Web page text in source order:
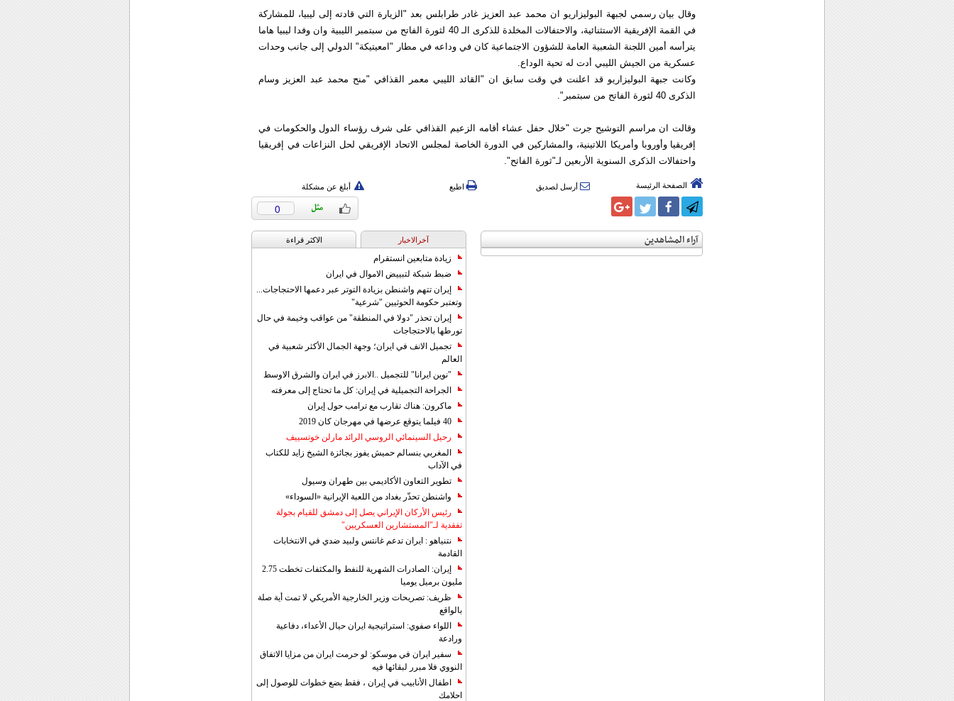
وقال بيان رسمي لجبهة البوليزاريو ان محمد عبد العزيز غادر طرابلس بعد "الزيارة التي قادته إلى ليبيا، للمشاركة
في القمة الإفريقية الاستثنائية، والاحتفالات المخلدة للذكرى الـ 40 لثورة الفاتح من سبتمبر الليبية وان وفدا ليبيا هاما
يترأسه أمين اللجنة الشعبية العامة للشؤون الاجتماعية كان في وداعه في مطار "امعيتيكة" الدولي إلى جانب وحدات
عسكرية من الجيش الليبي أدت له تحية الوداع.
وكانت جبهة البوليزاريو قد اعلنت في وقت سابق ان "القائد الليبي معمر القذافي "منح محمد عبد العزيز وسام
الذكرى 40 لثورة الفاتح من سبتمبر".
وقالت ان مراسم التوشيح جرت "خلال حفل عشاء أقامه الزعيم القذافي على شرف رؤساء الدول والحكومات في
إفريقيا وأوروبا وأمريكا اللاتينية، والمشاركين في الدورة الخاصة لمجلس الاتحاد الإفريقي لحل النزاعات في إفريقيا
واحتفالات الذكرى السنوية الأربعين لـ"ثورة الفاتح".
الصفحة الرئيسة أرسل لصديق اطبع أبلغ عن مشكلة
0
آراء المشاهدين آخرالاخبار الاکثر قراءة
زيادة متابعين انستقرام
ضبط شبكة لتبييض الاموال في ايران
إيران تتهم واشنطن بزيادة التوتر عبر دعمها الاحتجاجات...
وتعتبر حكومة الحوثيين "شرعية"
إيران تحذر "دولا في المنطقة" من عواقب وخيمة في حال
تورطها بالاحتجاجات
تجميل الانف في ايران؛ وجهة الجمال الأكثر شعبية في
العالم
"نوين ايرانا" للتجميل ..الابرز في ايران والشرق الاوسط
الجراحة التجميلية في إيران: كل ما تحتاج إلى معرفته
ماكرون: هناك تقارب مع ترامب حول إيران
40 فيلما يتوقع عرضها في مهرجان كان 2019
رحيل السينمائي الروسي الرائد مارلن خوتسييف
المغربي بنسالم حميش يفوز بجائزة الشيخ زايد للكتاب
في الآداب
تطوير التعاون الأكاديمي بين طهران وسيول
واشنطن تحذّر بغداد من اللعبة الإيرانية «السوداء»
رئيس الأركان الإيراني يصل إلى دمشق للقيام بجولة
تفقدية لـ"المستشارين العسكريين"
نتنياهو : ايران تدعم غانتس ولبيد ضدي في الانتخابات
القادمة
إيران: الصادرات الشهریة للنفط والمكثفات تخطت 2.75
مليون برميل يوميا
ظريف: تصريحات وزير الخارجية الأمريكي لا تمت أية صلة
بالواقع
اللواء صفوي: استراتيجية ايران حيال الأعداء، دفاعية
ورادعة
سفير ايران في موسكو: لو حرمت ايران من مزايا الاتفاق
النووي فلا مبرر لبقائها فيه
اطفال الأنابيب في إيران ، فقط بضع خطوات للوصول إلى
احلامك